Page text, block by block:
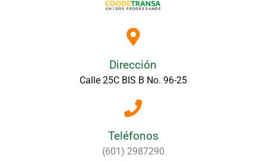
Dirección
Calle 25C BIS B No. 96-25
Teléfonos
(601) 2987290